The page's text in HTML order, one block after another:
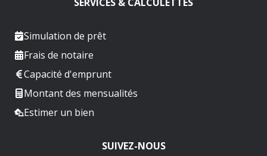
Simulation de prêt
Frais de notaire
Capacité d'emprunt
Montant des mensualités
Estimer un bien
SUIVEZ-NOUS